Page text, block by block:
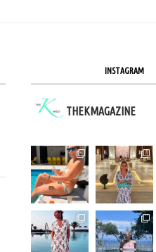
INSTAGRAM
THEKMAGAZINE